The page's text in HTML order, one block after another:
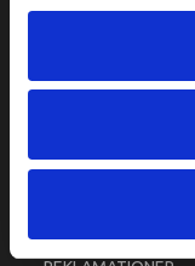
Fragt og levering
Betingelser & Vilkår
Købsgaranti